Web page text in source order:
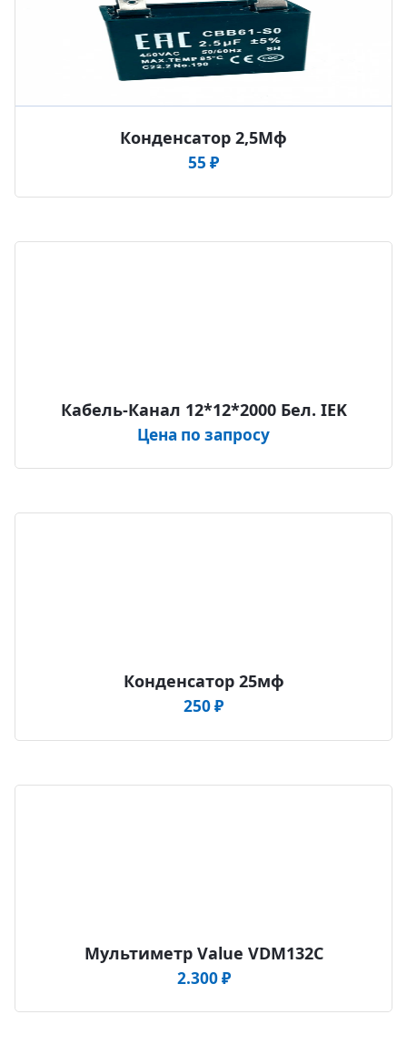
Конденсатор 2,5Мф
55 ₽
Кабель-Канал 12*12*2000 Бел. IEK
Цена по запросу
Конденсатор 25мф
250₽
Мультиметр Value VDM132C
2.300₽